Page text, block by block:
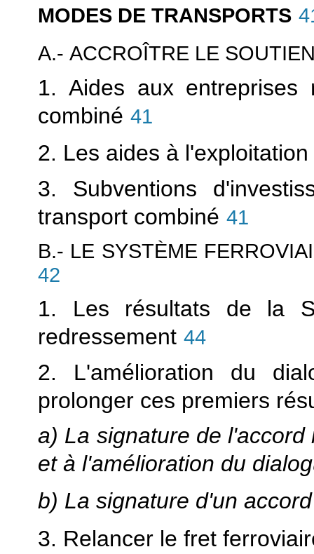
MODES DE TRANSPORTS
A.- ACCROÎTRE LE
1. Aides aux entreprises
combiné 41
2. Les aides à l'exploitation
3. Subventions
transport combiné 41
B.- LE SYSTÈME
42
1. Les résultats de la
redressement 44
2. L'amélioration du
prolonger ces premiers
a) La signature de
et à l'amélioration du
b) La signature d'un
3. Relancer le fret